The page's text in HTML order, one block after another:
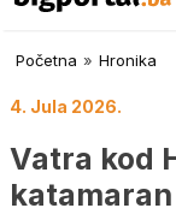
Početna » Hronika
4. Jula 2026.
Vatra kod